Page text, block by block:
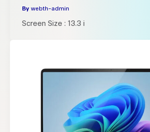
Bywebth-admin
Screen Size : 13.3 i